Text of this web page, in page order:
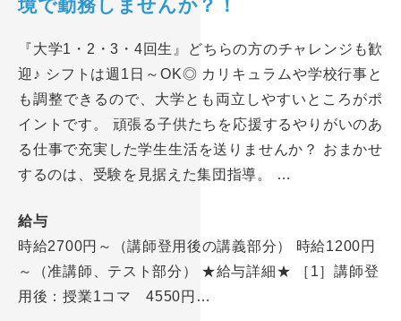
境で勤務しませんか？！
『大学1・2・3・4回生』どちらの方のチャレンジも歓
迎♪ シフトは週1日～OK◎ カリキュラムや学校行事と
も調整できるので、大学とも両立しやすいところがポ
イントです。 頑張る子供たちを応援するやりがいのあ
る仕事で充実した学生生活を送りませんか？ おまかせ
するのは、受験を見据えた集団指導。 …
給与
時給2700円～（講師登用後の講義部分） 時給1200円
～（准講師、テスト部分） ★給与詳細★ ［1］講師登
用後：授業1コマ 4550円…